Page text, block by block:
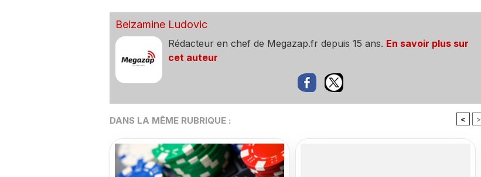
Belzamine Ludovic
Rédacteur en chef de Megazap.fr depuis 15 ans. En savoir plus sur
cet auteur
DANS LA MÊME RUBRIQUE : < >